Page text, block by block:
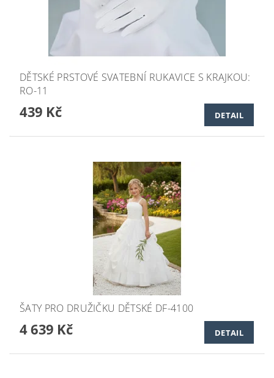
DĚTSKÉ PRSTOVÉ SVATEBNÍ RUKAVICE S KRAJKOU:
RO-11
439 Kč DETAIL
ŠATY PRO DRUŽIČKU DĚTSKÉ DF-4100
4 639 Kč DETAIL